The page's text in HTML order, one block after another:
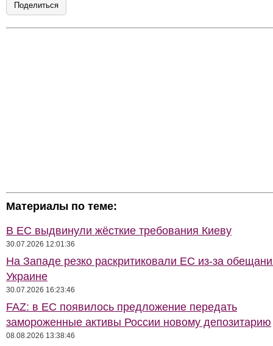
Поделиться
Материалы по теме:
В ЕС выдвинули жёсткие требования Киеву
30.07.2026 12:01:36
На Западе резко раскритиковали ЕС из-за
Украине
30.07.2026 16:23:46
FAZ: в ЕС появилось предложение передать
замороженные активы России новому депозитарию
08.08.2026 13:38:46